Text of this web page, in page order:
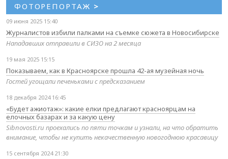
ФОТОРЕПОРТАЖ >
09 июня 2025 15:40
Журналистов избили палками на съемке сюжета в Новосибирске
Нападавших отправили в СИЗО на 2 месяца
19 мая 2025 15:15
Показываем, как в Красноярске прошла 42-ая музейная ночь
Гостей угощали печеньками с предсказанием
18 декабря 2024 16:45
«Будет ажиотаж»: какие елки предлагают красноярцам на
елочных базарах и за какую цену
Sibnovosti.ru проехались по пяти точкам и узнали, на что обратить
внимание, чтобы не купить некачественную новогоднюю красавицу
15 сентября 2024 21:30